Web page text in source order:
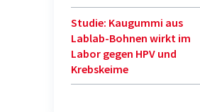
Studie: Kaugummi aus
Lablab-Bohnen wirkt im
Labor gegen HPV und
Krebskeime